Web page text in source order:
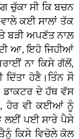
ਚੁੱਕਾ ਸੀ ਕਿ ਬਚਨ
ਕਈ ਸਾਲਾਂ ਤੱਕ
ਬੜੀ ਅਪਣੱਤ ਨਾਲ਼
ਆ, ਇਹੋ ਜਿਹੀਆਂ
ਨਾ ਕਿਸੇ ਗੱਲੋਂ,
ਹੋਣੈ।ਤਿੰਨ ਸੌ
ਦੇ ਹੱਥ ਵੱਸ
ਹੋਰ ਵੀ ਕਈਆਂ ਨੂੰ
ਲਈਂ ਪਈ ਸਾਰੇ ਪੈਸੇ
ਕਿਸੇ ਵਿਚੋਲੇ ਕੋਲ